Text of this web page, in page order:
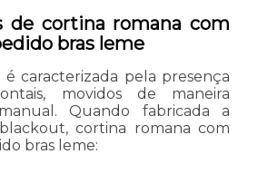
de cortina romana com
bras leme
caracterizada pela presença
movidos de maneira
Quando fabricada a
cortina romana com
bras leme: